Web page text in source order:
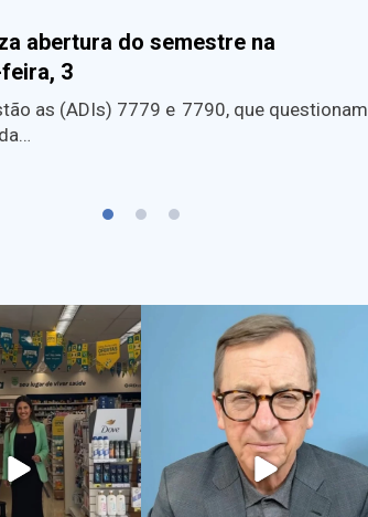
abertura do semestre na
3
as (ADIs) 7779 e 7790, que questionam